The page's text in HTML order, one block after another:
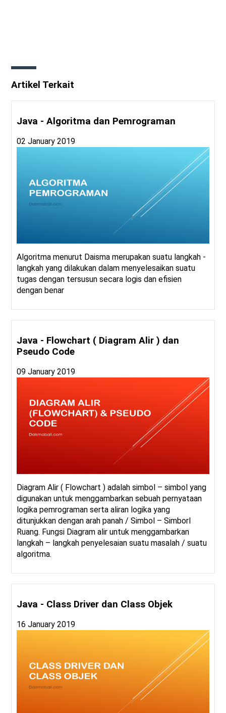
Artikel Terkait
Java - Algoritma dan Pemrograman
02 January 2019
Algoritma menurut Daisma merupakan suatu langkah -
langkah yang dilakukan dalam menyelesaikan suatu
tugas dengan tersusun secara logis dan efisien
dengan benar
Java - Flowchart ( Diagram Alir ) dan
Pseudo Code
09 January 2019
Diagram Alir ( Flowchart ) adalah simbol – simbol yang
digunakan untuk menggambarkan sebuah pernyataan
logika pemrograman serta aliran logika yang
ditunjukkan dengan arah panah / Simbol – Simborl
Ruang. Fungsi Diagram alir untuk menggambarkan
langkah – langkah penyelesaian suatu masalah / suatu
algoritma.
Java - Class Driver dan Class Objek
16 January 2019